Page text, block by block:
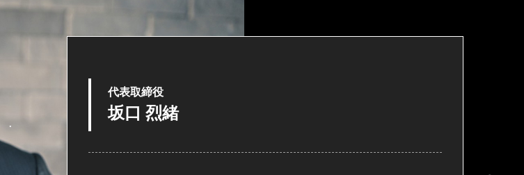
代表取締役
坂口 烈緒